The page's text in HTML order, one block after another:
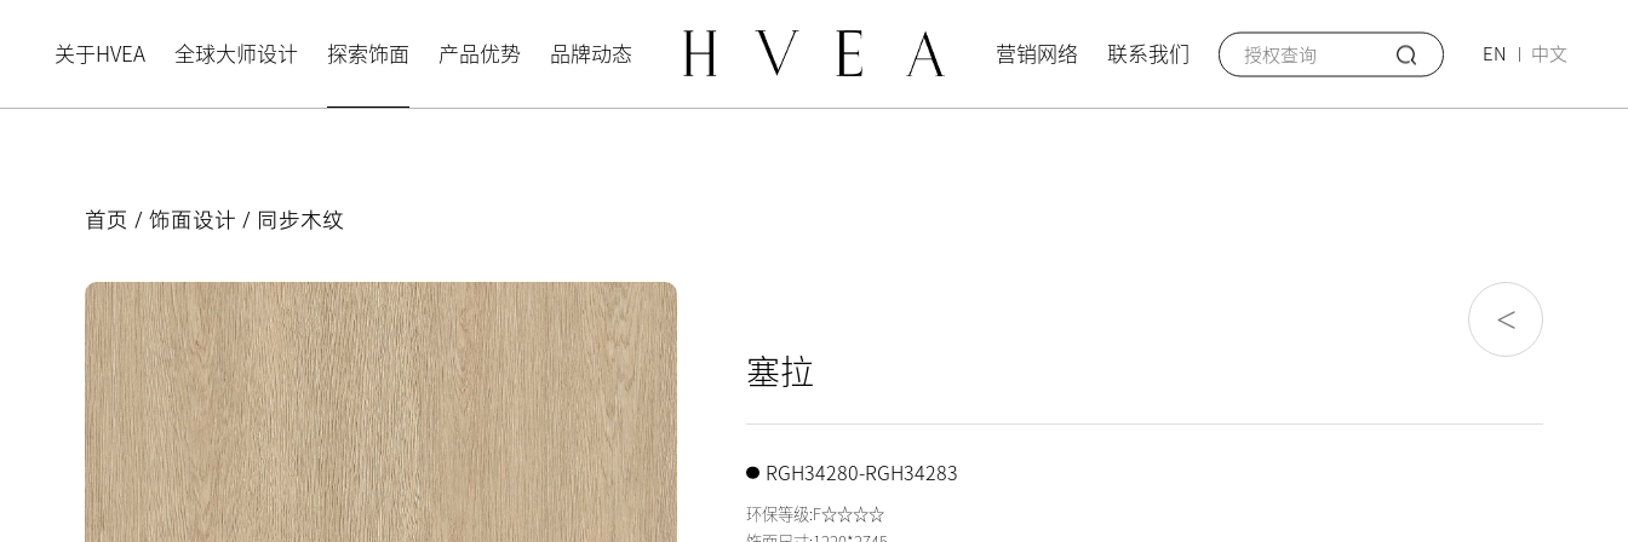
关于HVEA 全球大师设计 探索饰面 产品优势 品牌动态 营销网络 联系我们 EN 中文
首页 / 饰面设计 / 同步木纹
塞拉
RGH34280-RGH34283
环保等级:F☆☆☆☆
<